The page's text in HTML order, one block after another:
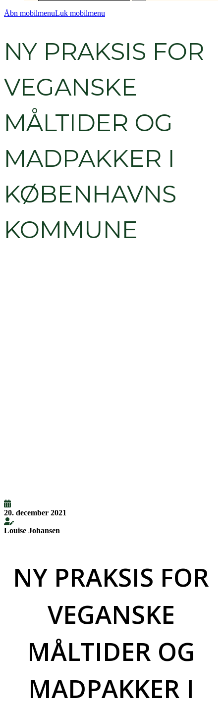
Åbn mobilmenuLuk mobilmenu
NY PRAKSIS FOR
VEGANSKE
MÅLTIDER OG
MADPAKKER I
KØBENHAVNS
KOMMUNE
20. december 2021
Louise Johansen
NY PRAKSIS FOR
VEGANSKE
MÅLTIDER OG
MADPAKKER I